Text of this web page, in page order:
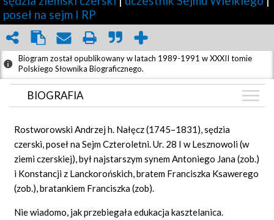
poseł na sejm I RP
Biogram został opublikowany w latach 1989-1991 w XXXII tomie
Polskiego Słownika Biograficznego.
BIOGRAFIA
GRAF POWIĄZAŃ
DYSKUSJA
Mapa
Rostworowski Andrzej h. Nałęcz (1745–1831), sędzia
czerski, poseł na Sejm Czteroletni. Ur. 28 I w Lesznowoli (w
ziemi czerskiej), był najstarszym synem Antoniego Jana (zob.)
i Konstancji z Lanckorońskich, bratem Franciszka Ksawerego
(zob.), bratankiem Franciszka (zob).
Nie wiadomo, jak przebiegała edukacja kasztelanica.